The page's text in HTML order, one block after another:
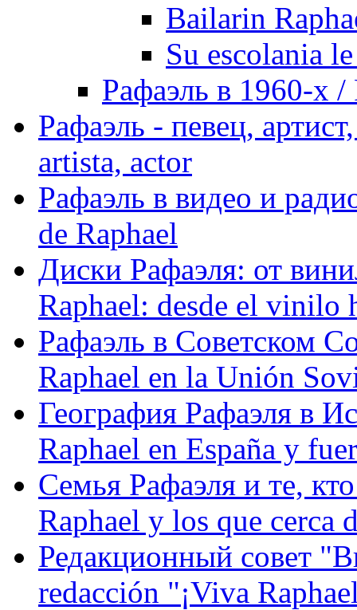
Bailarin
Su escolania
Рафаэль в 1960-х /
Рафаэль - певец,
artista, actor
Рафаэль в видео и
de Raphael
Диски Рафаэля: от
Raphael: desde el vinilo
Рафаэль в Советском
Raphael en la Unión
География Рафаэля в
Raphael en España y
Семья Рафаэля и те,
Raphael y los que cerca
Редакционный совет
redacción "¡Viva